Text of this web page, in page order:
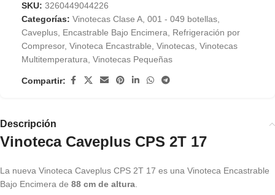
SKU: 3260449044226
Categorías: Vinotecas Clase A 001 - 049 botellas
Caveplus Encastrable Bajo Encimera
Refrigeración por
Compresor, Vinoteca Encastrable Vinotecas Vinotecas
Multitemperatura Vinotecas Pequeñas
Compartir:
Descripción
Vinoteca Caveplus CPS 2T 17
La nueva Vinoteca Caveplus CPS 2T 17 es una Vinoteca Encastrable
Bajo Encimera de 88 cm de altura